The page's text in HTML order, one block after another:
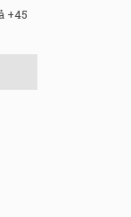
+45